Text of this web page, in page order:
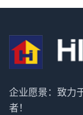
企业愿景：致力
者！